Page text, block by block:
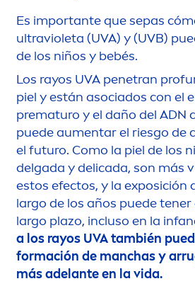
Es importante que sepas
ultravioleta (UVA) y (UVB)
de los niños y bebés.
Los rayos UVA penetran
piel y están asociados con el
prematuro y el daño del ADN
puede aumentar el riesgo de
el futuro. Como la piel de los
delgada y delicada, son más
estos efectos, y la exposición
largo de los años puede
largo plazo, incluso en la
a los rayos UVA también
formación de manchas y
más adelante en la vida.